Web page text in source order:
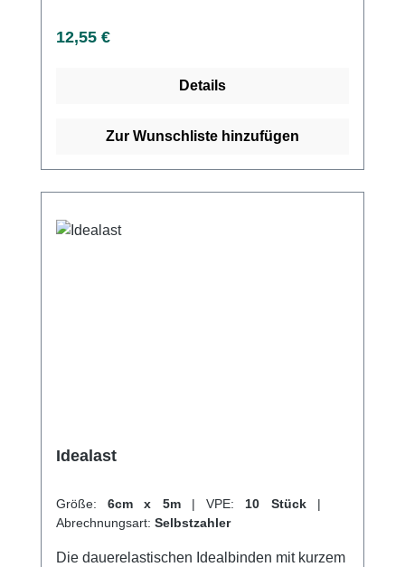
Baumwolle, Polyamid, Polyurethan5m
Kompressionsbinde (längs- und
120%Querdehnung ca.
jetzt Bi-Power Binden online bei uns und
Regulärer Preis:
12,55 €
Details
Zur Wunschliste hinzufügen
Idealast
Größe: 6cm x 5m | VPE: 10 Stück |
Abrechnungsart: Selbstzahler
Die dauerelastischen Idealbinden mit kurzem